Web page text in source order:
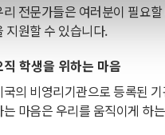
리 전문가들은 여러분이 필요
지원할 수 있습니다.
직 학생을 위하는 마음
국의 비영리기관으로 등록된
는 마음은 우리를 움직이게 하